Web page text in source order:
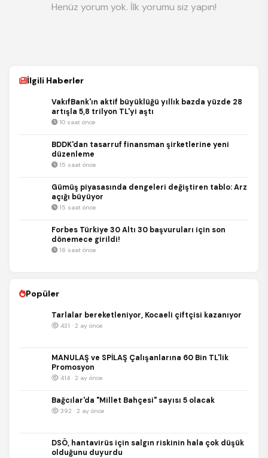
Henüz yorum yok. İlk yorumu siz yapın!
İlgili Haberler
VakıfBank'ın aktif büyüklüğü yıllık bazda yüzde 28
artışla 5,8 trilyon TL'yi aştı
10 saat önce
BDDK'dan tasarruf finansman şirketlerine yeni
düzenleme
15 saat önce
Gümüş piyasasında dengeleri değiştiren tablo: Arz
açığı büyüyor
15 saat önce
Forbes Türkiye 30 Altı 30 başvuruları için son
dönemece girildi!
16 saat önce
Popüler
Tarlalar bereketleniyor, Kocaeli çiftçisi kazanıyor
431 · 2 ay önce
MANULAŞ ve SPİLAŞ Çalışanlarına 60 Bin TL'lik
Promosyon
414 · 2 ay önce
Bağcılar'da "Millet Bahçesi" sayısı 5 olacak
392 · 2 ay önce
DSÖ, hantavirüs için salgın riskinin hala çok düşük
olduğunu duyurdu